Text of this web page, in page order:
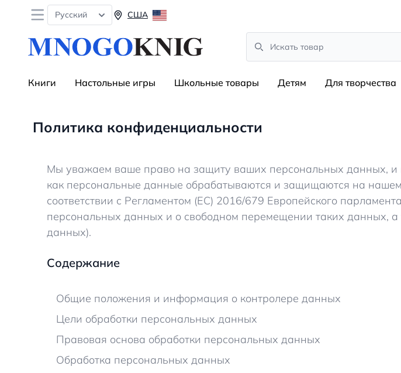
Open menu
Русский США
Search
Книги Настольные игры Школьные товары Детям Для творчества
Политика конфиденциальности
Мы уважаем ваше право на защиту ваших персональных данных, и
как персональные данные обрабатываются и защищаются на
соответствии с Регламентом (ЕС) 2016/679 Европейского
персональных данных и о свободном перемещении таких данных,
данных).
Содержание
Общие положения и информация о контролере данных
Цели обработки персональных данных
Правовая основа обработки персональных данных
Обработка персональных данных